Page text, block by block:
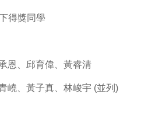
得獎同學
恩、邱育偉、黃睿清
嶢、黃子真、林峻宇 (並列)